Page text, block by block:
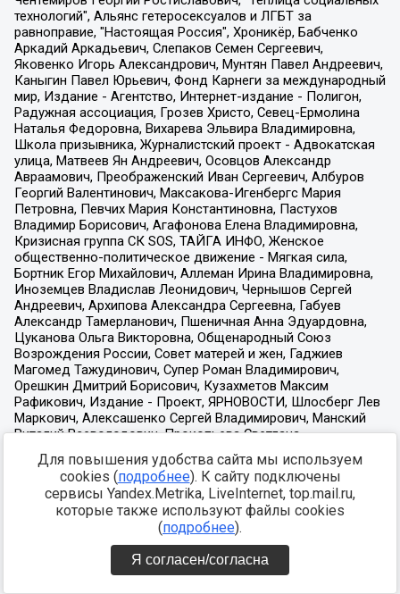
Для повышения удобства сайта мы используем
cookies (подробнее). К сайту подключены
сервисы Yandex.Metrika, LiveInternet, top.mail.ru,
которые также используют файлы cookies
(подробнее).
Я согласен/согласна